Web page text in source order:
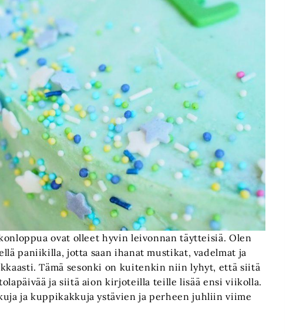
ovat olleet hyvin leivonnan täytteisiä. Olen
paniikilla, jotta saan ihanat mustikat, vadelmat ja
Tämä sesonki on kuitenkin niin lyhyt, että siitä
ja siitä aion kirjoteilla teille lisää ensi viikolla.
ja kuppikakkuja ystävien ja perheen juhliin viime